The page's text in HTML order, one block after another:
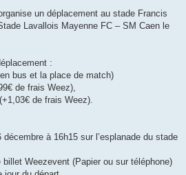
un déplacement au stade Francis
Lavallois Mayenne FC – SM Caen le
:
bus et la place de match)
de frais Weez),
de frais Weez).
à 16h15 sur l’esplanade du stade
Weezevent (Papier ou sur téléphone)